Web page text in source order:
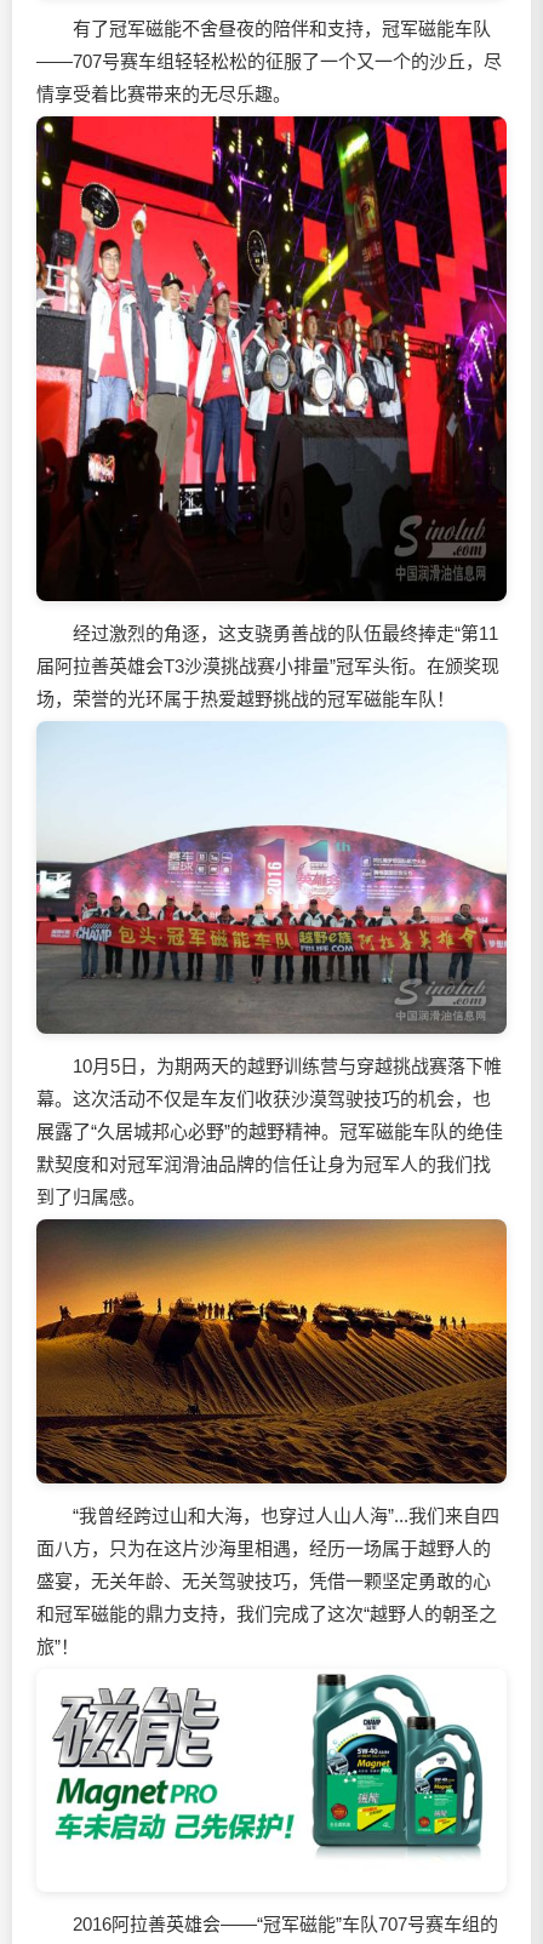
有了冠军磁能不舍昼夜的陪伴和支持，冠军磁能车队
——707号赛车组轻轻松松的征服了一个又一个的沙丘，尽
情享受着比赛带来的无尽乐趣。
经过激烈的角逐，这支骁勇善战的队伍最终捧走“第11
届阿拉善英雄会T3沙漠挑战赛小排量”冠军头衔。在颁奖现
场，荣誉的光环属于热爱越野挑战的冠军磁能车队！
10月5日，为期两天的越野训练营与穿越挑战赛落下帷
幕。这次活动不仅是车友们收获沙漠驾驶技巧的机会，也
展露了“久居城邦心必野”的越野精神。冠军磁能车队的绝佳
默契度和对冠军润滑油品牌的信任让身为冠军人的我们找
到了归属感。
“我曾经跨过山和大海，也穿过人山人海”...我们来自四
面八方，只为在这片沙海里相遇，经历一场属于越野人的
盛宴，无关年龄、无关驾驶技巧，凭借一颗坚定勇敢的心
和冠军磁能的鼎力支持，我们完成了这次“越野人的朝圣之
旅”！
2016阿拉善英雄会——“冠军磁能”车队707号赛车组的